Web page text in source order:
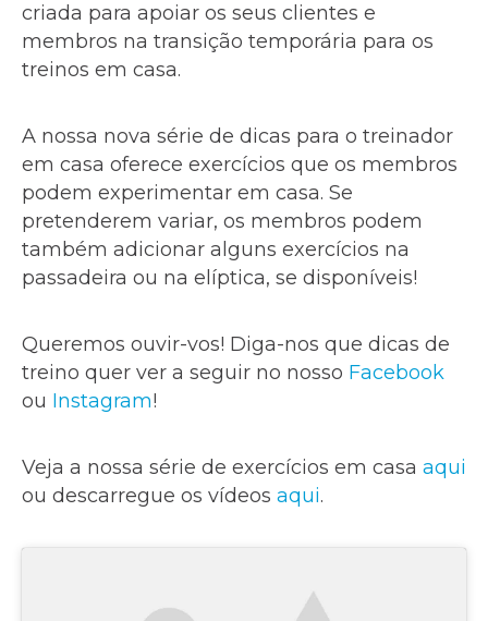
criada para apoiar os seus clientes e
membros na transição temporária para os
treinos em casa.
A nossa nova série de dicas para o treinador
em casa oferece exercícios que os membros
podem experimentar em casa. Se
pretenderem variar, os membros podem
também adicionar alguns exercícios na
passadeira ou na elíptica, se disponíveis!
Queremos ouvir-vos! Diga-nos que dicas de
treino quer ver a seguir no nosso Facebook
ou Instagram!
Veja a nossa série de exercícios em casa aqui
ou descarregue os vídeos aqui.